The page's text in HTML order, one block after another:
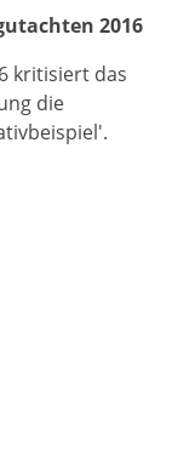
2016
kritisiert das
die